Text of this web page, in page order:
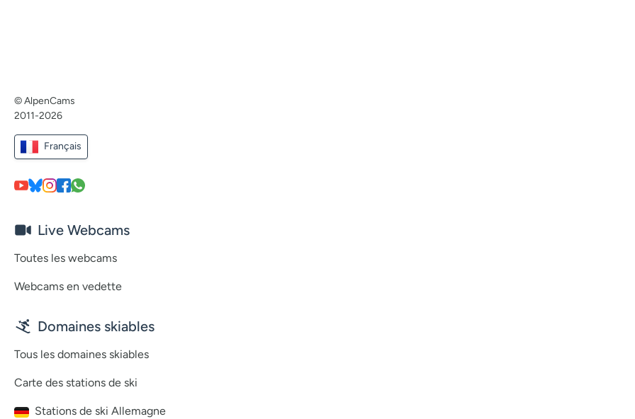
© AlpenCams
2011-2026
Français
Live Webcams
Toutes les webcams
Webcams en vedette
Domaines skiables
Tous les domaines skiables
Carte des stations de ski
Stations de ski Allemagne